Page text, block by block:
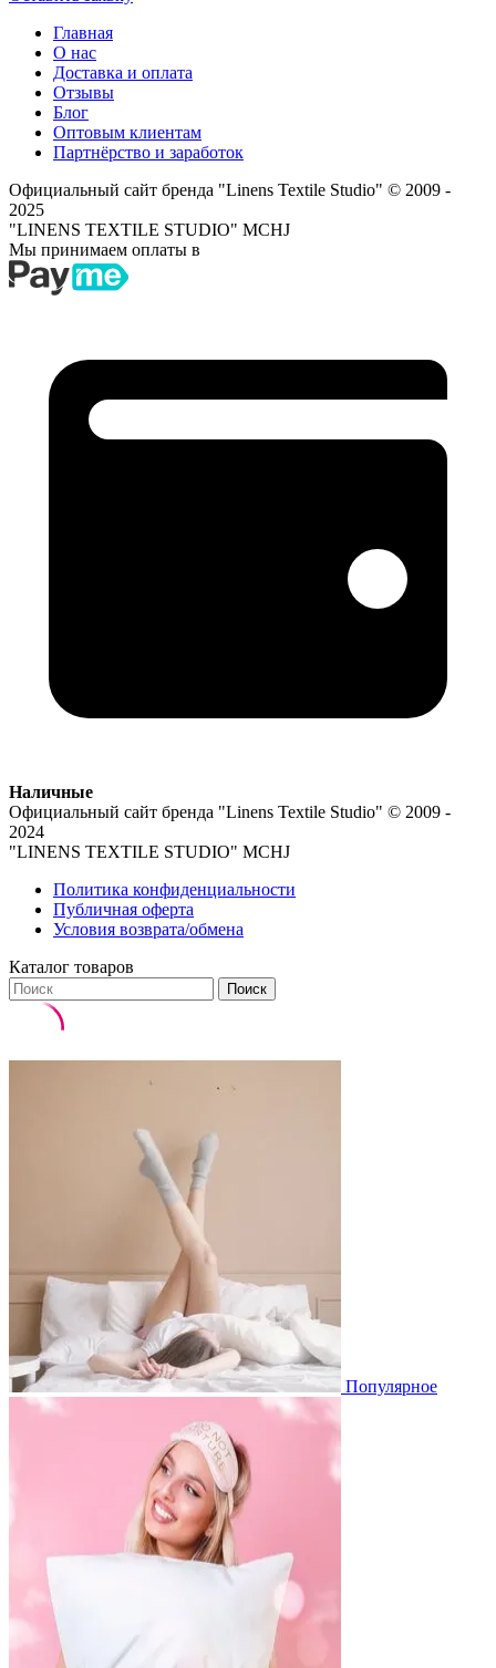
Главная
О нас
Доставка и оплата
Отзывы
Блог
Оптовым клиентам
Партнёрство и заработок
Официальный сайт бренда "Linens Textile Studio" © 2009 -
2025
"LINENS TEXTILE STUDIO" MCHJ
Мы принимаем оплаты в
Наличные
Официальный сайт бренда "Linens Textile Studio" © 2009 -
2024
"LINENS TEXTILE STUDIO" MCHJ
Политика конфиденциальности
Публичная оферта
Условия возврата/обмена
Каталог товаров
Поиск
Популярное